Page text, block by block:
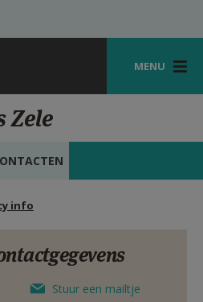
gaan
MENU
Zele
info
Stuur een mailtje